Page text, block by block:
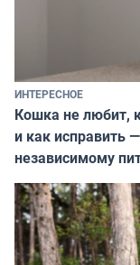
ИНТЕРЕСНОЕ
Кошка не любит,
и как исправить
независимому